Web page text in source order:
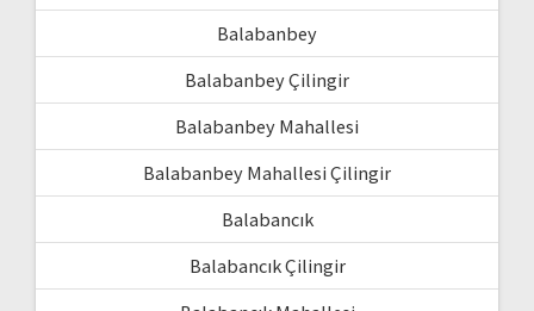
Balabanbey
Balabanbey Çilingir
Balabanbey Mahallesi
Balabanbey Mahallesi Çilingir
Balabancık
Balabancık Çilingir